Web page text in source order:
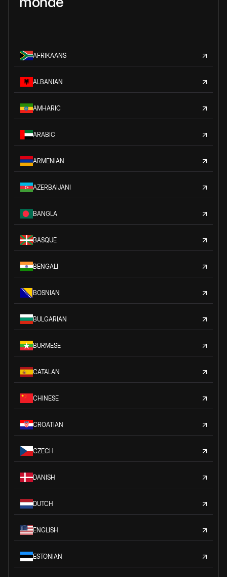
AFRIKAANS
ALBANIAN
AMHARIC
ARABIC
ARMENIAN
AZERBAIJANI
BANGLA
BASQUE
BENGALI
BOSNIAN
BULGARIAN
BURMESE
CATALAN
CHINESE
CROATIAN
CZECH
DANISH
DUTCH
ENGLISH
ESTONIAN